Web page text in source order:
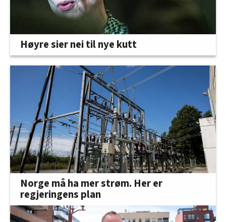
Høyre sier nei til nye kutt
Norge må ha mer strøm. Her er
regjeringens plan